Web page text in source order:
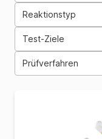
Reaktionstyp
Test-Ziele
Prüfverfahren